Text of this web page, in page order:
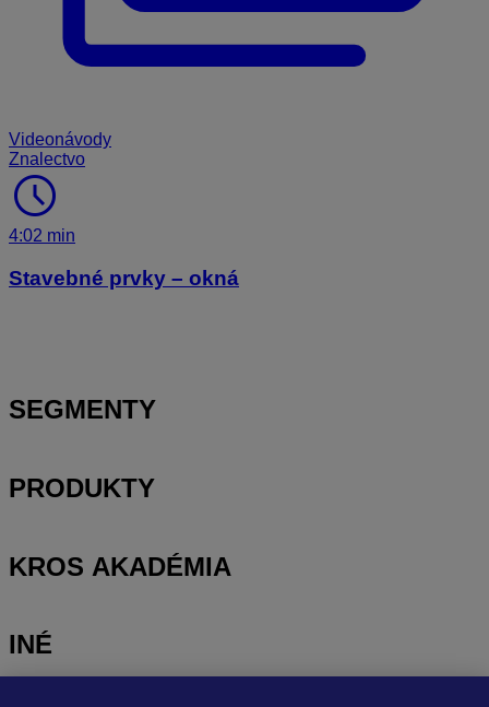
Videonávody
Znalectvo
schedule
4:02 min
Stavebné prvky – okná
SEGMENTY
PRODUKTY
KROS AKADÉMIA
INÉ